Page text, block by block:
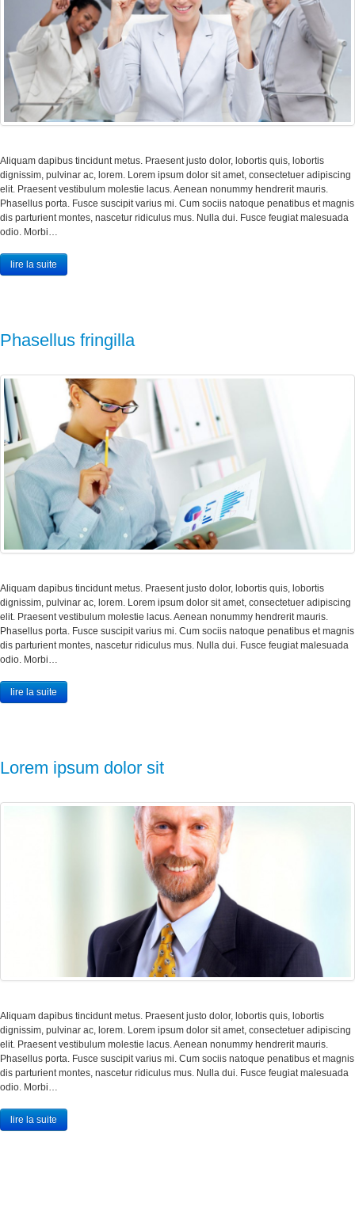
Aliquam dapibus tincidunt metus. Praesent justo dolor, lobortis quis, lobortis
dignissim, pulvinar ac, lorem. Lorem ipsum dolor sit amet, consectetuer adipiscing
elit. Praesent vestibulum molestie lacus. Aenean nonummy hendrerit mauris.
Phasellus porta. Fusce suscipit varius mi. Cum sociis natoque penatibus et magnis
dis parturient montes, nascetur ridiculus mus. Nulla dui. Fusce feugiat malesuada
odio. Morbi…
lire la suite
Phasellus fringilla
Aliquam dapibus tincidunt metus. Praesent justo dolor, lobortis quis, lobortis
dignissim, pulvinar ac, lorem. Lorem ipsum dolor sit amet, consectetuer adipiscing
elit. Praesent vestibulum molestie lacus. Aenean nonummy hendrerit mauris.
Phasellus porta. Fusce suscipit varius mi. Cum sociis natoque penatibus et magnis
dis parturient montes, nascetur ridiculus mus. Nulla dui. Fusce feugiat malesuada
odio. Morbi…
lire la suite
Lorem ipsum dolor sit
Aliquam dapibus tincidunt metus. Praesent justo dolor, lobortis quis, lobortis
dignissim, pulvinar ac, lorem. Lorem ipsum dolor sit amet, consectetuer adipiscing
elit. Praesent vestibulum molestie lacus. Aenean nonummy hendrerit mauris.
Phasellus porta. Fusce suscipit varius mi. Cum sociis natoque penatibus et magnis
dis parturient montes, nascetur ridiculus mus. Nulla dui. Fusce feugiat malesuada
odio. Morbi…
lire la suite